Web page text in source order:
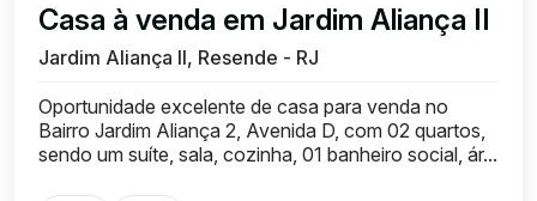
Casa à venda em Jardim Aliança II
Jardim Aliança II, Resende - RJ
Oportunidade excelente de casa para venda no
Bairro Jardim Aliança 2, Avenida D, com 02 quartos,
sendo um suíte, sala, cozinha, 01 banheiro social, ár...